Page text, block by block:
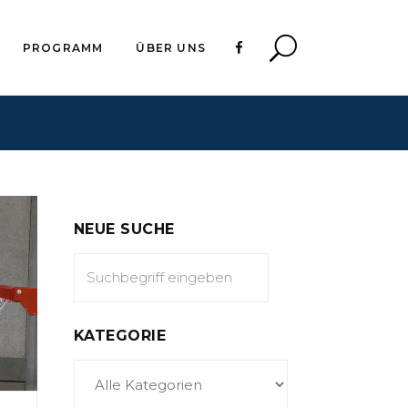
PROGRAMM ÜBER UNS
NEUE SUCHE
KATEGORIE